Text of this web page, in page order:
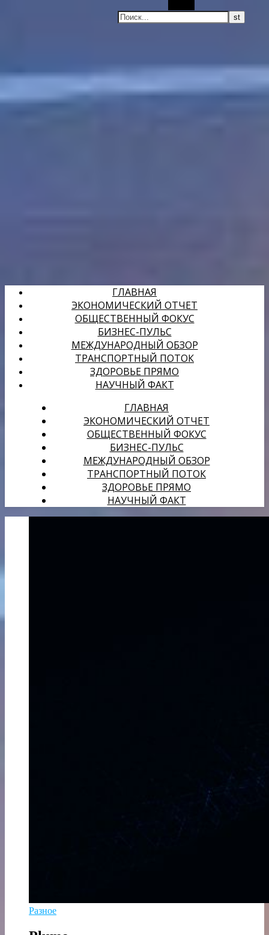
ГЛАВНАЯ
ЭКОНОМИЧЕСКИЙ ОТЧЕТ
ОБЩЕСТВЕННЫЙ ФОКУС
БИЗНЕС-ПУЛЬС
МЕЖДУНАРОДНЫЙ ОБЗОР
ТРАНСПОРТНЫЙ ПОТОК
ЗДОРОВЬЕ ПРЯМО
НАУЧНЫЙ ФАКТ
ГЛАВНАЯ
ЭКОНОМИЧЕСКИЙ ОТЧЕТ
ОБЩЕСТВЕННЫЙ ФОКУС
БИЗНЕС-ПУЛЬС
МЕЖДУНАРОДНЫЙ ОБЗОР
ТРАНСПОРТНЫЙ ПОТОК
ЗДОРОВЬЕ ПРЯМО
НАУЧНЫЙ ФАКТ
Разное